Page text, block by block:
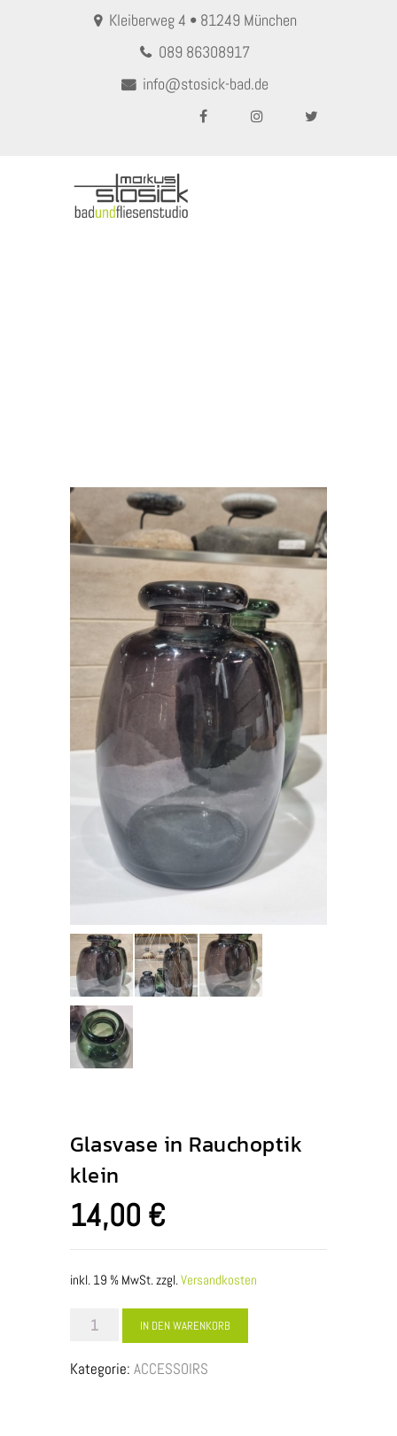
Kleiberweg 4 • 81249 München
089 86308917
info@stosick-bad.de
Glasvase in Rauchoptik
klein
14,00 €
inkl. 19 % MwSt.zzgl.Versandkosten
Glasvase
Rauchoptik
IN DEN WARENKORB
Kategorie: ACCESSOIRS